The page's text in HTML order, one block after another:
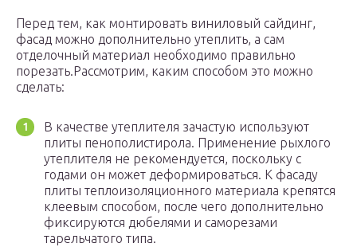
Перед тем, как монтировать виниловый сайдинг,
фасад можно дополнительно утеплить, а сам
отделочный материал необходимо правильно
порезать.Рассмотрим, каким способом это можно
сделать:
В качестве утеплителя зачастую используют
плиты пенополистирола. Применение рыхлого
утеплителя не рекомендуется, поскольку с
годами он может деформироваться. К фасаду
плиты теплоизоляционного материала крепятся
клеевым способом, после чего дополнительно
фиксируются дюбелями и саморезами
тарельчатого типа.